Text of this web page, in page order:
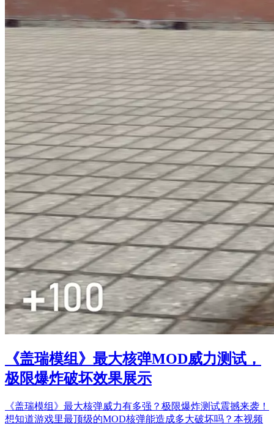
《盖瑞模组》最大核弹MOD威力测试，
极限爆炸破坏效果展示
《盖瑞模组》最大核弹威力有多强？极限爆炸测试震撼来袭！
想知道游戏里最顶级的MOD核弹能造成多大破坏吗？本视频